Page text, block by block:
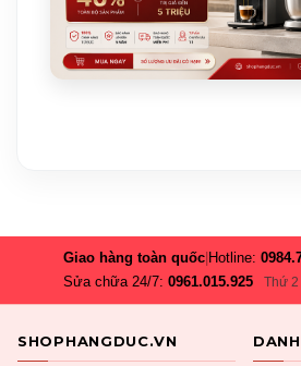
Giao hàng toàn quốc Hotline:
Sửa chữa 24/7:0961.015.925 Thứ 2
SHOPHANGDUC.VN